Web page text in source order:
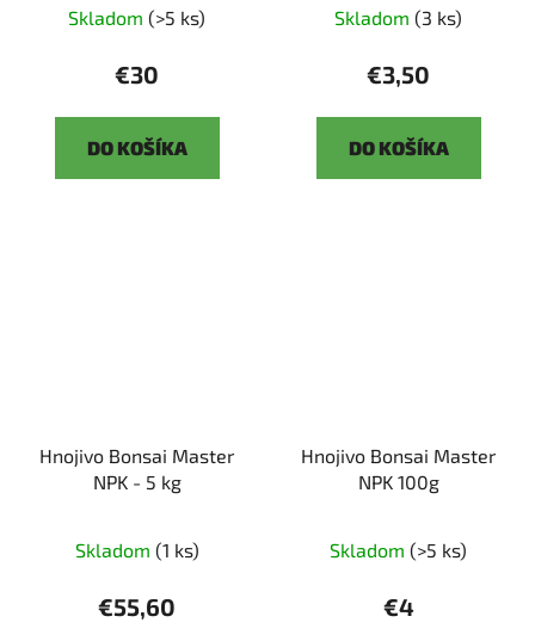
Skladom (>5 ks)
€30
DO KOŠÍKA
Skladom (3 ks)
€3,50
DO KOŠÍKA
Hnojivo Bonsai Master
NPK - 5 kg
Skladom (1 ks)
€55,60
Hnojivo Bonsai Master
NPK 100g
Skladom (>5 ks)
€4